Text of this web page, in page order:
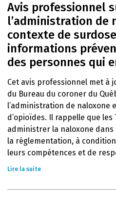
Avis professionnel
l’administration de
contexte de
informations
des personnes qui
Cet avis professionnel met à
du Bureau du coroner du
l’administration de naloxone
d’opioïdes. Il rappelle que les
administrer la naloxone
la réglementation, à
leurs compétences et de
Lire la suite